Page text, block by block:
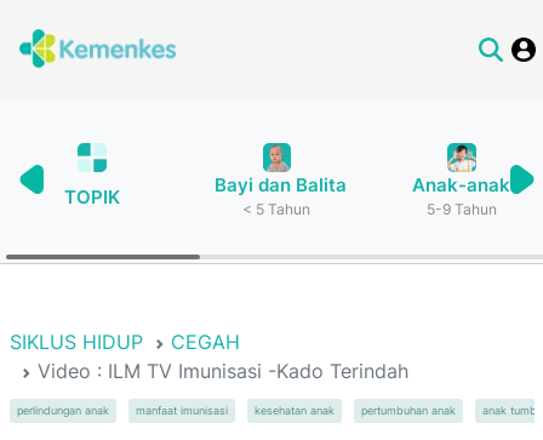
TOPIK
Bayi dan Balita
< 5 Tahun
Anak-anak
5-9 Tahun
SIKLUS HIDUP
CEGAH
Video : ILM TV Imunisasi -Kado Terindah
perlindungan anak manfaat imunisasi kesehatan anak pertumbuhan anak anak